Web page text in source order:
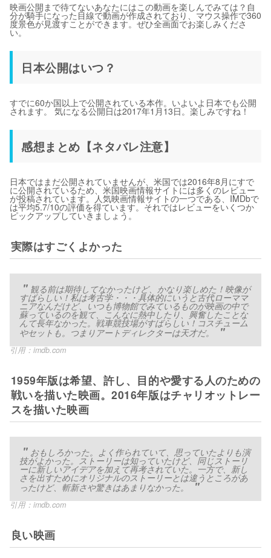
映画公開まで待てないあなたにはこの動画を楽しんでみては？自
分が騎手になった目線で動画が作成されており、マウス操作で360
度景色が見渡すことができます。ぜひ全画面でお楽しみくださ
い。
日本公開はいつ？
すでに60か国以上で公開されている本作。いよいよ日本でも公開
されます。 気になる公開日は2017年1月13日。楽しみですね！
感想まとめ【ネタバレ注意】
日本ではまだ公開されていませんが、米国では2016年8月にすで
に公開されているため、米国映画情報サイトには多くのレビュー
が投稿されています。人気映画情報サイトの一つである、IMDbで
は平均5.7/10の評価を得ています。それではレビューをいくつか
ピックアップしていきましょう。
実際はすごくよかった
観る前は期待してなかったけど、かなり楽しめた！映像が
すばらしい！私は考古学・・・具体的にいうと古代ローママ
ニアなんだけど、いつも博物館でみているものが映画の中で
蘇っているのを観て、こんなに熱中したり、興奮したことな
んて長年なかった。戦車競技場がすばらしい！コスチューム
やセットも。つまりアートディレクターは天才だ。
引用：imdb.com
1959年版は希望、許し、目的や愛する人のための
戦いを描いた映画。2016年版はチャリオットレー
スを描いた映画
おもしろかった。よく作られていて、思っていたよりも演
技がよかった。ストーリーは知っていたけど、同じストーリ
ーに新しいアイデアを加えて再考されていた。一方で、新し
さを出すためにオリジナルのストーリーとは違うところがあ
ったけど、斬新さや驚きはあまりなかった。
引用：imdb.com
良い映画